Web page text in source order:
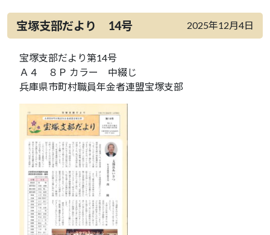
宝塚支部だより 14号 2025年12月4日
宝塚支部だより第14号
Ａ４ ８Ｐ カラー 中綴じ
兵庫県市町村職員年金者連盟宝塚支部